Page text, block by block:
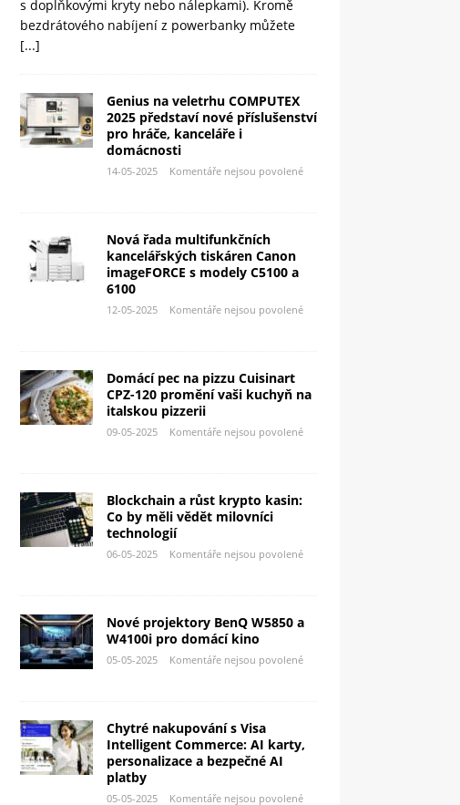
s doplňkovými kryty nebo nálepkami). Kromě
bezdrátového nabíjení z powerbanky můžete
[...]
Genius na veletrhu COMPUTEX
2025 představí nové příslušenství
pro hráče, kanceláře i
domácnosti
14-05-2025 Komentáře nejsou povolené
Nová řada multifunkčních
kancelářských tiskáren Canon
imageFORCE s modely C5100 a
6100
12-05-2025 Komentáře nejsou povolené
Domácí pec na pizzu Cuisinart
CPZ-120 promění vaši kuchyň na
italskou pizzerii
09-05-2025 Komentáře nejsou povolené
Blockchain a růst krypto kasin:
Co by měli vědět milovníci
technologií
06-05-2025 Komentáře nejsou povolené
Nové projektory BenQ W5850 a
W4100i pro domácí kino
05-05-2025 Komentáře nejsou povolené
Chytré nakupování s Visa
Intelligent Commerce: AI karty,
personalizace a bezpečné AI
platby
05-05-2025 Komentáře nejsou povolené